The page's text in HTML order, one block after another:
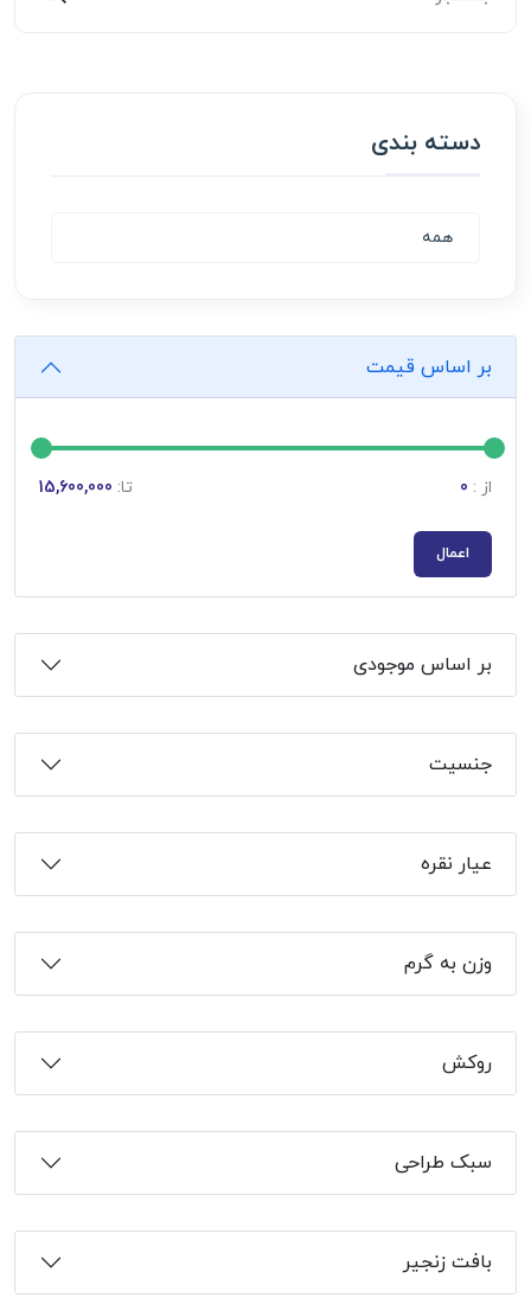
دسته بندی
همه
بر اساس قیمت
از : 0 تا: 15,600,000
اعمال
بر اساس موجودی
جنسیت
عیار نقره
وزن به گرم
روکش
سبک طراحی
بافت زنجیر